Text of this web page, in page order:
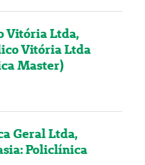
Vitória Ltda,
Vitória Ltda
Master)
Geral Ltda,
Policlínica